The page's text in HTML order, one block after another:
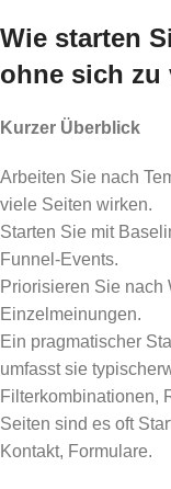
Wie starten
ohne sich zu
Kurzer Überblick
Arbeiten Sie nach
viele Seiten wirken.
Starten Sie mit
Funnel-Events.
Priorisieren Sie nach
Einzelmeinungen.
Ein pragmatischer
umfasst sie
Filterkombinationen,
Seiten sind es oft
Kontakt, Formulare.